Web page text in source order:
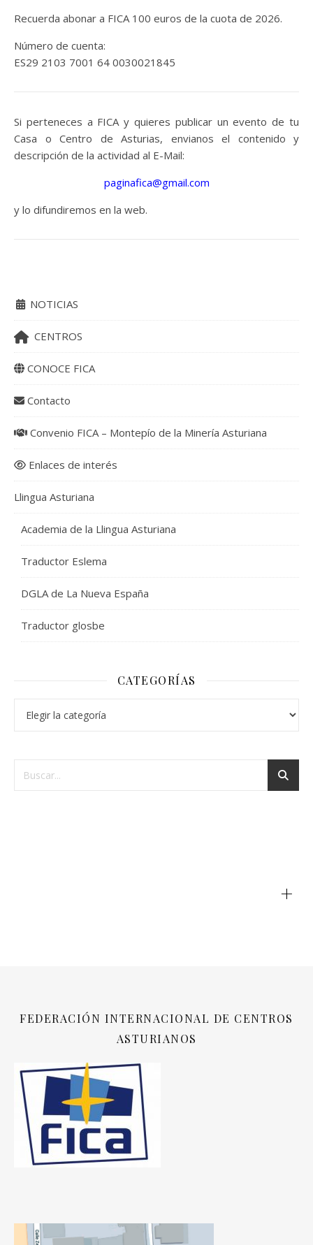
Recuerda abonar a FICA 100 euros de la cuota de 2026.
Número de cuenta:
ES29 2103 7001 64 0030021845
Si perteneces a FICA y quieres publicar un evento de tu
Casa o Centro de Asturias, envianos el contenido y
descripción de la actividad al E-Mail:
paginafica@gmail.com
y lo difundiremos en la web.
NOTICIAS
CENTROS
CONOCE FICA
Contacto
Convenio FICA – Montepío de la Minería Asturiana
Enlaces de interés
Llingua Asturiana
Academia de la Llingua Asturiana
Traductor Eslema
DGLA de La Nueva España
Traductor glosbe
CATEGORÍAS
+
FEDERACIÓN INTERNACIONAL DE CENTROS
ASTURIANOS